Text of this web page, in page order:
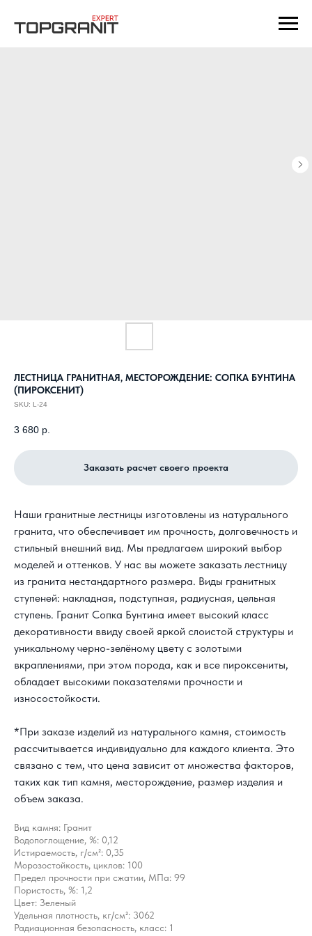
ЛЕСТНИЦА ГРАНИТНАЯ, МЕСТОРОЖДЕНИЕ: СОПКА БУНТИНА
(ПИРОКСЕНИТ)
SKU: L-24
3 680 р.
Заказать расчет своего проекта
Наши гранитные лестницы изготовлены из натурального
гранита, что обеспечивает им прочность, долговечность и
стильный внешний вид. Мы предлагаем широкий выбор
моделей и оттенков. У нас вы можете заказать лестницу
из гранита нестандартного размера. Виды гранитных
ступеней: накладная, подступная, радиусная, цельная
ступень. Гранит Сопка Бунтина имеет высокий класс
декоративности ввиду своей яркой слоистой структуры и
уникальному черно-зелёному цвету с золотыми
вкраплениями, при этом порода, как и все пироксениты,
обладает высокими показателями прочности и
износостойкости.
*При заказе изделий из натурального камня, стоимость
рассчитывается индивидуально для каждого клиента. Это
связано с тем, что цена зависит от множества факторов,
таких как тип камня, месторождение, размер изделия и
объем заказа.
Вид камня: Гранит
Водопоглощение, %: 0,12
Истираемость, г/см²: 0,35
Морозостойкость, циклов: 100
Предел прочности при сжатии, МПа: 99
Пористость, %: 1,2
Цвет: Зеленый
Удельная плотность, кг/см²: 3062
Радиационная безопасность, класс: 1